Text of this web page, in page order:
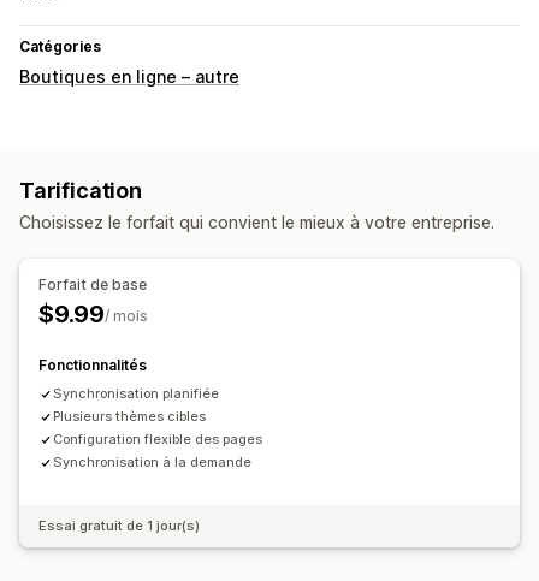
Catégories
Boutiques en ligne – autre
Tarification
Choisissez le forfait qui convient le mieux à votre entreprise.
Forfait de base
$9.99/ mois
Fonctionnalités
Synchronisation planifiée
Plusieurs thèmes cibles
Configuration flexible des pages
Synchronisation à la demande
Essai gratuit de 1 jour(s)